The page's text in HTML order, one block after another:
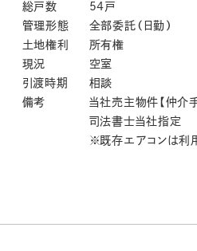
総戸数
54戸
管理形態
全部委託（日勤）
土地権利
所有権
現況
空室
引渡時期
相談
備考
当社売主物件【仲介
司法書士当社指定
※既存エアコンは利